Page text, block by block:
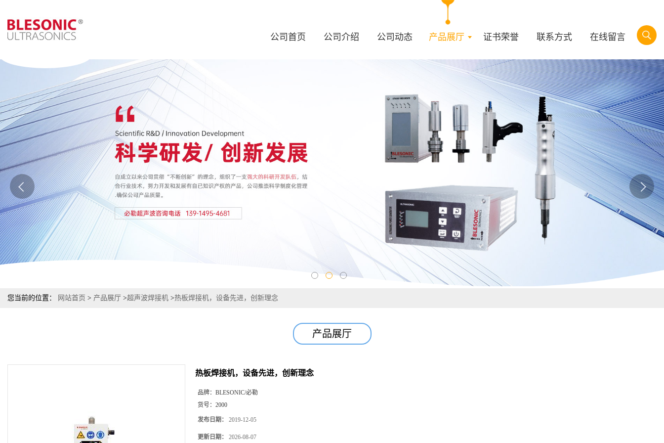
公司首页 公司介绍 公司动态 产品展厅 证书荣誉 联系方式 在线留言
您当前的位置： 网站首页 > 产品展厅 >超声波焊接机 >热板焊接机，设备先进，创新理念
产品展厅
热板焊接机，设备先进，创新理念
品牌： BLESONIC/必勒
货号： 2000
发布日期： 2019-12-05
更新日期： 2026-08-07